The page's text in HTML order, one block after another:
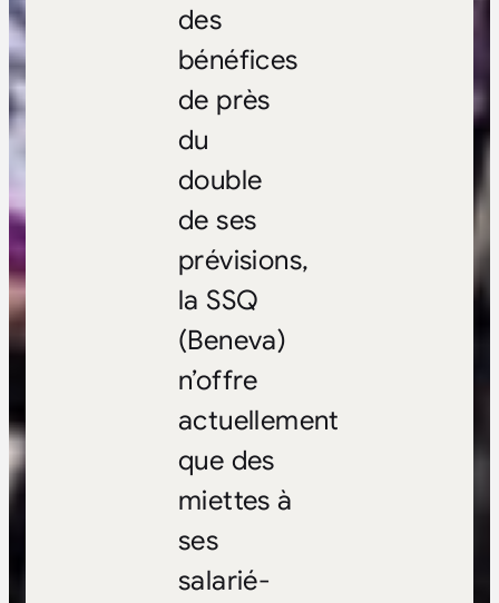
des
bénéfices
de près
du
double
de ses
prévisions,
la SSQ
(Beneva)
n’offre
actuellement
que des
miettes à
ses
salarié-